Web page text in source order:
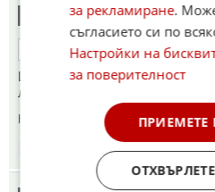
учуден
ОТГОВОР
Интересно съвпадение!. 1989 и
лумпените. Сто процента има
Коментиран от #2
за рекламиране.
съгласието си по
Настройки на
за поверителност
ПРИЕМЕТЕ